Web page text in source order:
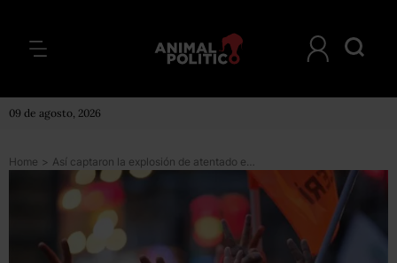
09 de agosto, 2026
Home > Así captaron la explosión de atentado en Turquía